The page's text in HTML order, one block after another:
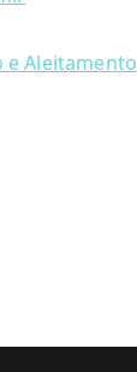
e Aleitamento